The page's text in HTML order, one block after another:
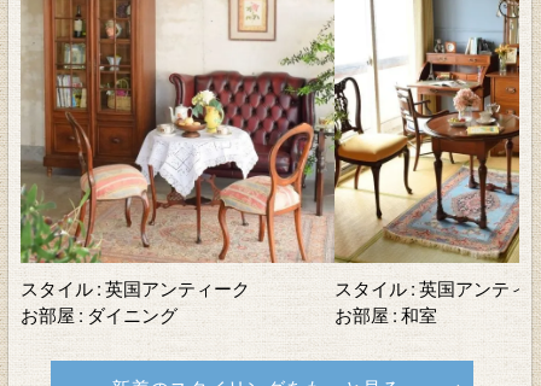
スタイル 英国アンティーク
お部屋
ダイニング
スタイル 英国アンティ
お部屋 和室